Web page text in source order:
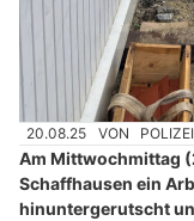
20.08.25 VON
Am Mittwochmittag
Schaffhausen ein
hinuntergerutscht